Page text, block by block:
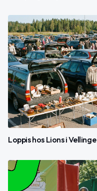
Loppis hos Lions i Vellinge